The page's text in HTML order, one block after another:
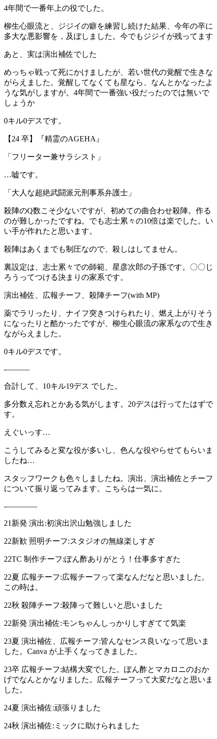
4年間で一番年上の役でした。
柳生心眼流と、ジジイの癖を練習し続けた結果、今年の卒に
多大な悪影響を，及ぼしました。今でもジジイが残ってます
あと、実は演出補佐でした
めっちゃ戦って死にかけましたが、若い世代の覚醒で生きな
がらえました。覚醒してなくても星なら、なんとかなったよ
うな気がしますが。4年間で一番強い役だったのでは無いで
しょうか
0キル0デスです。
【24 卒】『精霊のAGEHA』
「フリーター兼サラシスト」
…嘘です。
「大人な超絶武闘派元刑事系弁護士」
殺陣のQ数こそ少ないですが、初めての曲合わせ殺陣。作る
のが難しかったですね。でも志士累々の10倍は楽でした。い
い手が作れたと思います。
殺陣はあくまでも制圧なので、殺しはしてません。
裏設定は、志士累々での師範、星彦次郎の子孫です。〇〇じ
ろうってつける決まりの家系です。
演出補佐、広報チーフ、殺陣チーフ(with MP)
薬でラリったり、ナイフ突きつけられたり、燃え上がりそう
になったりと酷かったですが、柳生心眼流の家系なので生き
ながらえました。
0キル0デスです。
-———
合計して、10キル19デス でした。
多分数え忘れとかある気がします。20デスは行ってたはずで
す。
えぐいっす…
こうしてみると変な役が多いし、色んな役やらせてもらいま
したね…
スタッフワークも色々しましたね。演出、演出補佐とチーフ
について振り返ってみます。こちらは一気に。
-––––––––
21新発 演出:初演出沢山勉強しました
22新歓 照明チーフ:スタジオの無線楽しすぎ
22TC 制作チーフ:ぽん酢ありがとう！仕事多すぎた
22夏 広報チーフ:広報チーフって楽なんだなと思いました。
この時は。
22秋 殺陣チーフ:殺陣って難しいと思いました
22新発 演出補佐:モンちゃんしっかりしすぎてて気楽
23夏 演出補佐、広報チーフ:皆んなセンス良いなって思いま
した。Canva が上手くなってきました。
23卒 広報チーフ:結構大変でした。ぽん酢とマカロニのおか
げでなんとかなりました。広報チーフって大変だなと思いま
した。
24夏 演出補佐:頑張りました
24秋 演出補佐:ミックに助けられました